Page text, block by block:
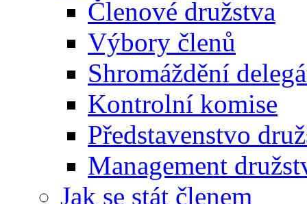
Členové družstva
Výbory členů
Shromáždění
Kontrolní komise
Představenstvo
Management
Jak se stát členem